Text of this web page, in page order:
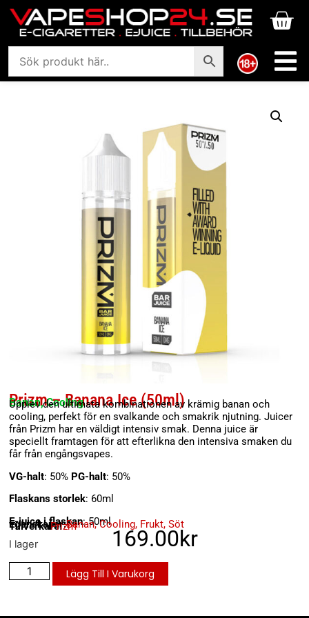
Prizm – Banana Ice (50ml)
Banan, Cooling
Upplev den ultimata kombinationen av krämig banan och
cooling, perfekt för en svalkande och smakrik njutning. Juicer
från Prizm har en väldigt intensiv smak. Denna juice är
speciellt framtagen för att efterlikna den intensiva smaken du
får från engångsvapes.
VG-halt: 50% PG-halt: 50%
Flaskans storlek: 60ml
E-juice i flaskan: 50ml
Egenskaper:Banan,Cooling, Frukt,Söt
Tillverkare:Prizm 169.00kr
I lager
Lägg Till I Varukorg